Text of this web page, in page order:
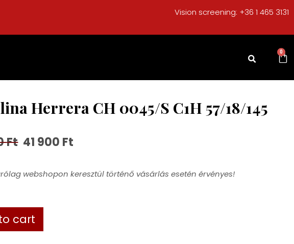
Vision screening: +36 1 465 3131
0
Herrera CH 0045/S C1H 57/18/145
Ft 41 900 Ft
webshopon keresztül történő vásárlás esetén érvényes!
cart